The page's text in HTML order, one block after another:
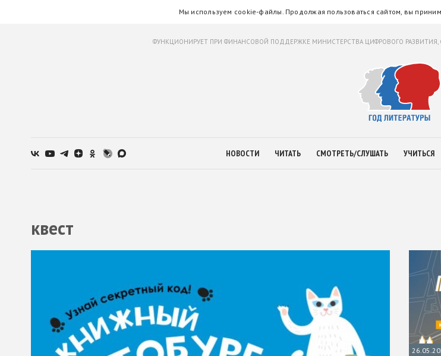
Мы используем cookie-файлы. Продолжая пользоваться сайтом, вы
ФУНКЦИОНИРУЕТ ПРИ ФИНАНСОВОЙ ПОДДЕРЖКЕ МИНИСТЕРСТВА ЦИФРОВОГО
НОВОСТИ ЧИТАТЬ СМОТРЕТЬ/СЛУШАТЬ УЧИТЬСЯ
квест